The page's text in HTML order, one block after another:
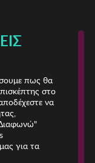
00δευτ.
πως θα
στο
να
για τα